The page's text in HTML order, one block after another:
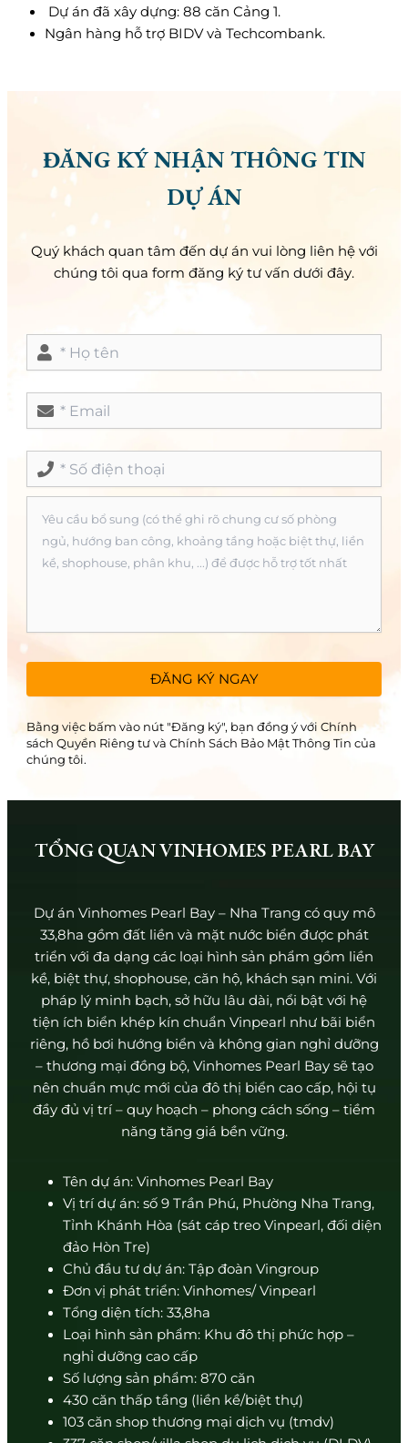
Dự án đã xây dựng: 88 căn Cảng 1.
Ngân hàng hỗ trợ BIDV và Techcombank.
ĐĂNG KÝ NHẬN THÔNG TIN
DỰ ÁN
Quý khách quan tâm đến dự án vui lòng liên hệ với
chúng tôi qua form đăng ký tư vấn dưới đây.
Bằng việc bấm vào nút "Đăng ký", bạn đồng ý với Chính
sách Quyền Riêng tư và Chính Sách Bảo Mật Thông Tin của
chúng tôi.
TỔNG QUAN VINHOMES PEARL BAY
Dự án Vinhomes Pearl Bay – Nha Trang có quy mô
33,8ha gồm đất liền và mặt nước biển được phát
triển với đa dạng các loại hình sản phẩm gồm liền
kề, biệt thự, shophouse, căn hộ, khách sạn mini. Với
pháp lý minh bạch, sở hữu lâu dài, nổi bật với hệ
tiện ích biển khép kín chuẩn Vinpearl như bãi biển
riêng, hồ bơi hướng biển và không gian nghỉ dưỡng
– thương mại đồng bộ, Vinhomes Pearl Bay sẽ tạo
nên chuẩn mực mới của đô thị biển cao cấp, hội tụ
đầy đủ vị trí – quy hoạch – phong cách sống – tiềm
năng tăng giá bền vững.
Tên dự án: Vinhomes Pearl Bay
Vị trí dự án: số 9 Trần Phú, Phường Nha Trang,
Tỉnh Khánh Hòa (sát cáp treo Vinpearl, đối diện
đảo Hòn Tre)
Chủ đầu tư dự án: Tập đoàn Vingroup
Đơn vị phát triển: Vinhomes/ Vinpearl
Tổng diện tích: 33,8ha
Loại hình sản phẩm: Khu đô thị phức hợp –
nghỉ dưỡng cao cấp
Số lượng sản phẩm: 870 căn
430 căn thấp tầng (liền kề/biệt thự)
103 căn shop thương mại dịch vụ (tmdv)